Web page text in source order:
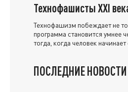
Технофашисты XXI
Технофашизм побеждает не
программа становится умнее
тогда, когда человек
ПОСЛЕДНИЕ НОВОСТИ